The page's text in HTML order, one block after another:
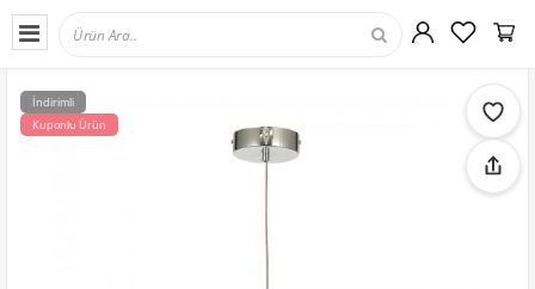
İndirimli
Kuponlu Ürün